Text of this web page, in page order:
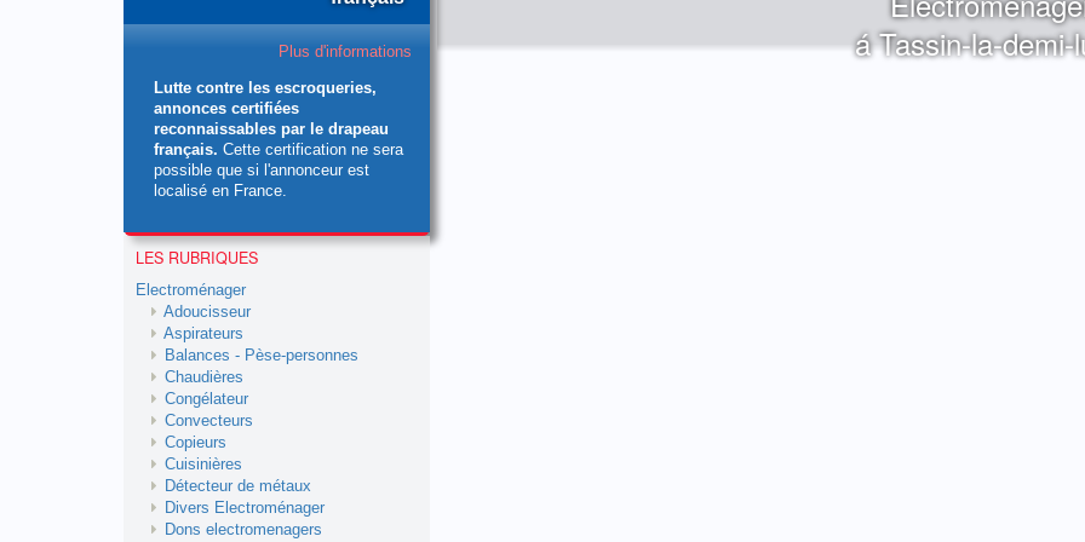
á Tassin-la-demi-
Plus d'informations
Lutte contre les escroqueries,
annonces certifiées
reconnaissables par le drapeau
français. Cette certification ne sera
possible que si l'annonceur est
localisé en France.
LES RUBRIQUES
Electroménager
Adoucisseur
Aspirateurs
Balances - Pèse-personnes
Chaudières
Congélateur
Convecteurs
Copieurs
Cuisinières
Détecteur de métaux
Divers Electroménager
Dons electromenagers